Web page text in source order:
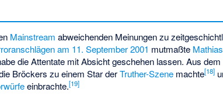
Mainstream abweichenden Meinungen zu
am 11. September 2001 mutmaßte
die Attentate mit Absicht geschehen lassen. Aus
Bröckers zu einem Star derTruther-Szene machte[18]
einbrachte.[19]